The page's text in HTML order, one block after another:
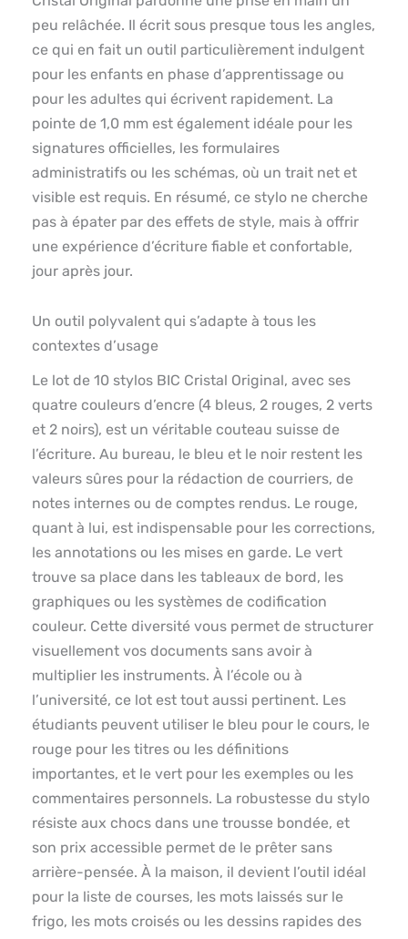
peu relâchée. Il écrit sous presque tous les angles,
ce qui en fait un outil particulièrement indulgent
pour les enfants en phase d’apprentissage ou
pour les adultes qui écrivent rapidement. La
pointe de 1,0 mm est également idéale pour les
signatures officielles, les formulaires
administratifs ou les schémas, où un trait net et
visible est requis. En résumé, ce stylo ne cherche
pas à épater par des effets de style, mais à offrir
une expérience d’écriture fiable et confortable,
jour après jour.
Un outil polyvalent qui s’adapte à tous les
contextes d’usage
Le lot de 10 stylos BIC Cristal Original, avec ses
quatre couleurs d’encre (4 bleus, 2 rouges, 2 verts
et 2 noirs), est un véritable couteau suisse de
l’écriture. Au bureau, le bleu et le noir restent les
valeurs sûres pour la rédaction de courriers, de
notes internes ou de comptes rendus. Le rouge,
quant à lui, est indispensable pour les corrections,
les annotations ou les mises en garde. Le vert
trouve sa place dans les tableaux de bord, les
graphiques ou les systèmes de codification
couleur. Cette diversité vous permet de structurer
visuellement vos documents sans avoir à
multiplier les instruments. À l’école ou à
l’université, ce lot est tout aussi pertinent. Les
étudiants peuvent utiliser le bleu pour le cours, le
rouge pour les titres ou les définitions
importantes, et le vert pour les exemples ou les
commentaires personnels. La robustesse du stylo
résiste aux chocs dans une trousse bondée, et
son prix accessible permet de le prêter sans
arrière-pensée. À la maison, il devient l’outil idéal
pour la liste de courses, les mots laissés sur le
frigo, les mots croisés ou les dessins rapides des